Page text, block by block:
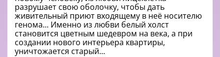
разрушает свою оболочку, чтобы дать
живительный приют входящему в неё носителю
генома... Именно из любви белый холст
становится цветным шедевром на века, а при
создании нового интерьера квартиры,
уничтожается старый...